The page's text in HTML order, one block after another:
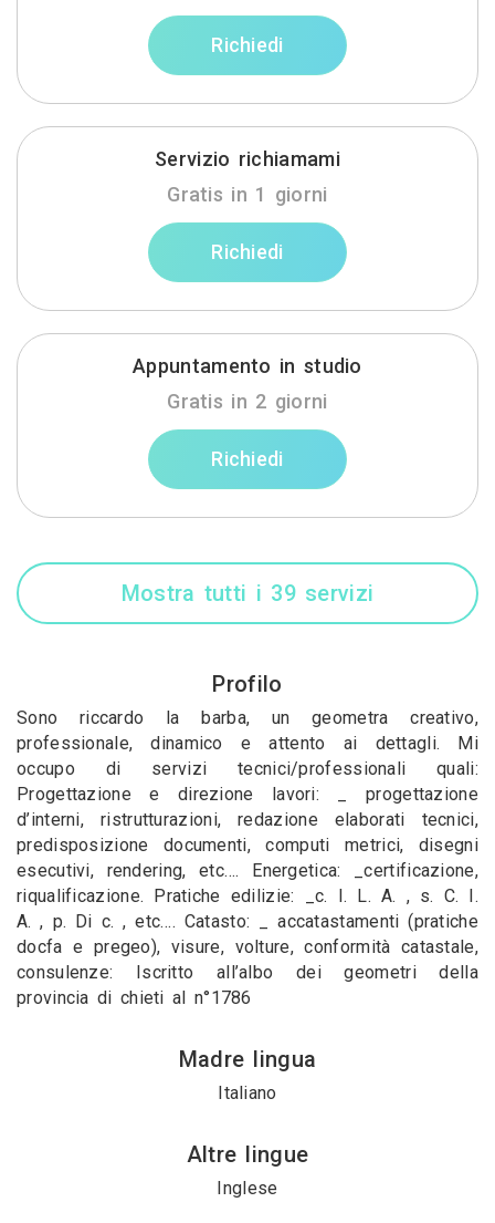
Richiedi
Servizio richiamami
Gratis in 1 giorni
Richiedi
Appuntamento in studio
Gratis in 2 giorni
Richiedi
Mostra tutti i 39 servizi
Profilo
Sono riccardo la barba, un geometra creativo,
professionale, dinamico e attento ai dettagli. Mi
occupo di servizi tecnici/professionali quali:
Progettazione e direzione lavori: _ progettazione
d’interni, ristrutturazioni, redazione elaborati tecnici,
predisposizione documenti, computi metrici, disegni
esecutivi, rendering, etc…. Energetica: _certificazione,
riqualificazione. Pratiche edilizie: _c. I. L. A. , s. C. I.
A. , p. Di c. , etc…. Catasto: _ accatastamenti (pratiche
docfa e pregeo), visure, volture, conformità catastale,
consulenze: Iscritto all’albo dei geometri della
provincia di chieti al n°1786
Madre lingua
Italiano
Altre lingue
Inglese